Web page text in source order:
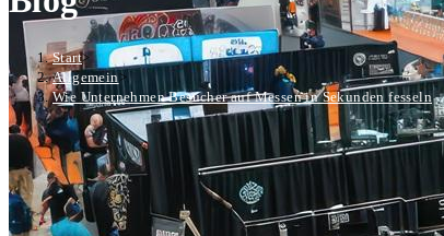
Start>
Allgemein>
Wie Unternehmen Besucher auf Messen in Sekunden fesseln